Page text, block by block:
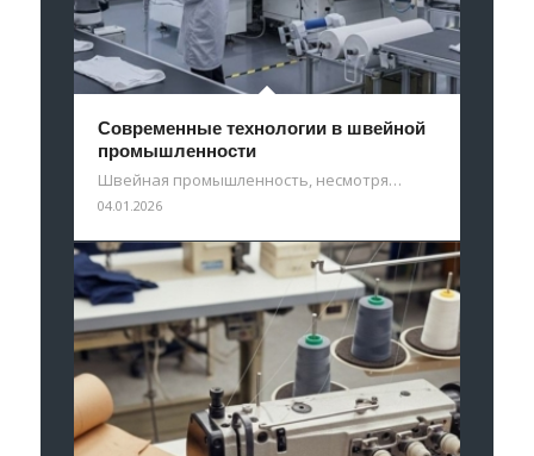
Современные технологии в швейной
промышленности
Швейная промышленность, несмотря…
04.01.2026